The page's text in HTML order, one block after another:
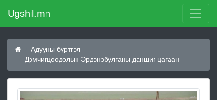
Ugshil.mn
Адууны бүртгэл
Дэмчигцоодолын Эрдэнэбулганы даншиг цагаан